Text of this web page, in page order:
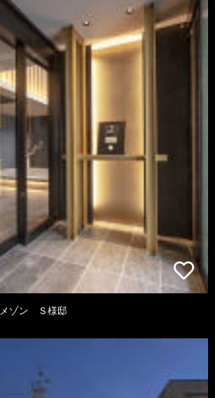
ゾン Ｓ様邸